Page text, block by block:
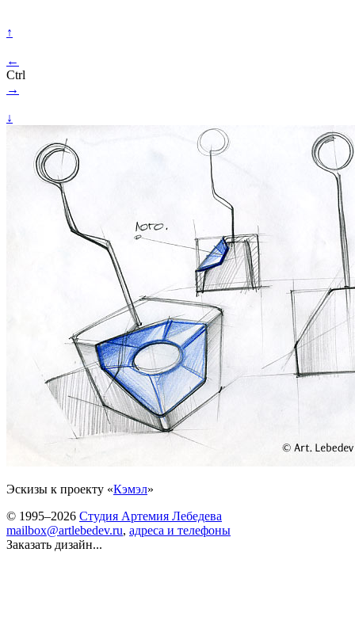
↑
←
Ctrl
→
↓
Эскизы к проекту «Кэмэл»
© 1995–2026 Студия Артемия Лебедева
mailbox@artlebedev.ru, адреса и телефоны
Заказать дизайн...